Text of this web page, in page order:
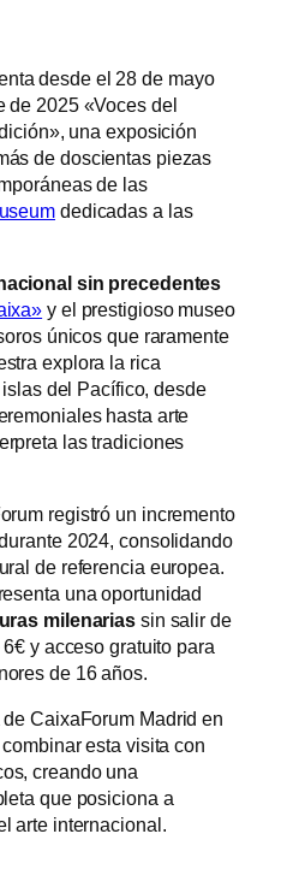
desde el 28 de mayo
de 2025 «Voces del
una exposición
de doscientas piezas
de las
dedicadas a las
sin precedentes
y el prestigioso museo
únicos que raramente
explora la rica
del Pacífico, desde
hasta arte
las tradiciones
registró un incremento
2024, consolidando
de referencia europea.
una oportunidad
milenarias sin salir de
y acceso gratuito para
de 16 años.
CaixaForum Madrid en
esta visita con
creando una
que posiciona a
arte internacional.